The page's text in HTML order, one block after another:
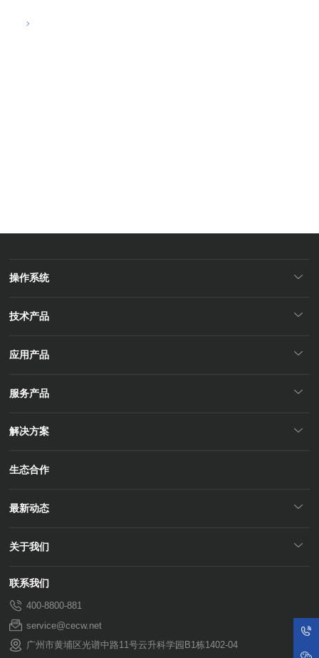
操作系统
技术产品
应用产品
服务产品
解决方案
生态合作
最新动态
关于我们
联系我们
400-8800-881
service@cecw.net
广州市黄埔区光谱中路11号云升科学园B1栋1402-04